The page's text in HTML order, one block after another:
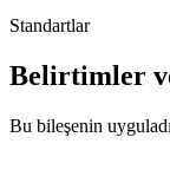
Standartlar
Belirtimler
Bu bileşenin